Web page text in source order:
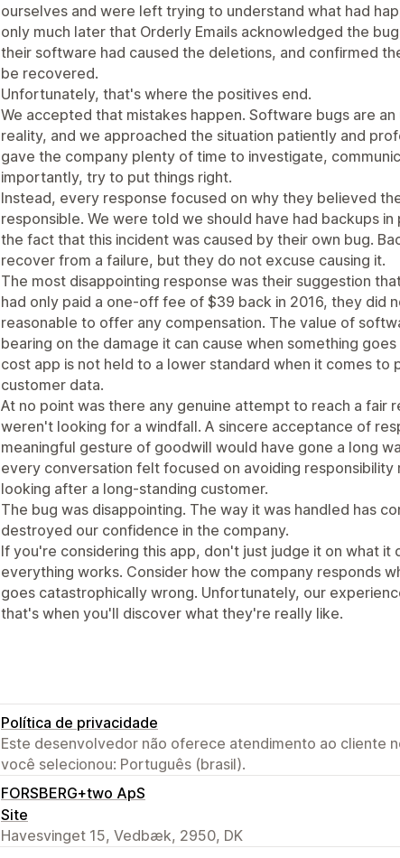
ourselves and were left trying to understand what had
only much later that Orderly Emails acknowledged the
their software had caused the deletions, and confirmed
be recovered.
Unfortunately, that's where the positives end.
We accepted that mistakes happen. Software bugs are
reality, and we approached the situation patiently and
gave the company plenty of time to investigate,
importantly, try to put things right.
Instead, every response focused on why they believed
responsible. We were told we should have had backups
the fact that this incident was caused by their own bug.
recover from a failure, but they do not excuse causing it.
The most disappointing response was their suggestion
had only paid a one-off fee of $39 back in 2016, they did
reasonable to offer any compensation. The value of
bearing on the damage it can cause when something
cost app is not held to a lower standard when it comes to
customer data.
At no point was there any genuine attempt to reach a fair
weren't looking for a windfall. A sincere acceptance of
meaningful gesture of goodwill would have gone a long
every conversation felt focused on avoiding responsibility
looking after a long-standing customer.
The bug was disappointing. The way it was handled has
destroyed our confidence in the company.
If you're considering this app, don't just judge it on what it
everything works. Consider how the company responds
goes catastrophically wrong. Unfortunately, our
that's when you'll discover what they're really like.
Política de privacidade
Este desenvolvedor não oferece atendimento ao cliente
você selecionou: Português (brasil).
FORSBERG+two ApS
Site
Havesvinget 15, Vedbæk, 2950, DK